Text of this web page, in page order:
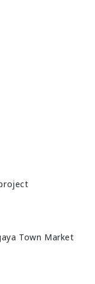
Town Market